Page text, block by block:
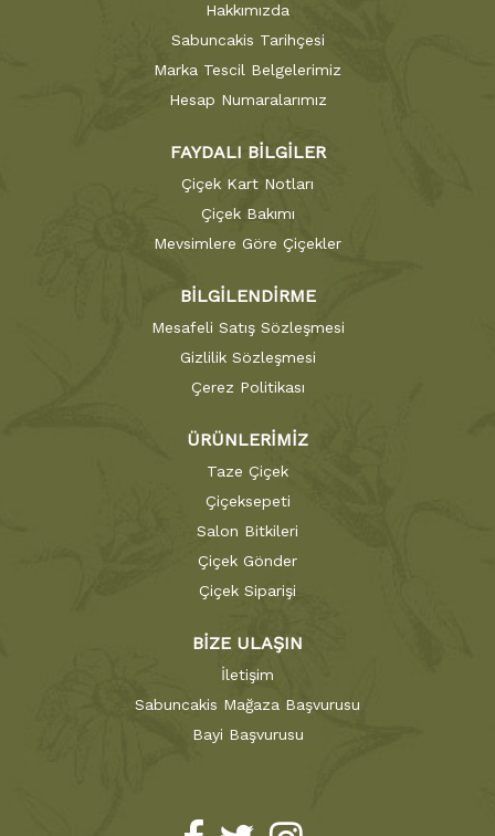
Hakkımızda
Sabuncakis Tarihçesi
Marka Tescil Belgelerimiz
Hesap Numaralarımız
FAYDALI BİLGİLER
Çiçek Kart Notları
Çiçek Bakımı
Mevsimlere Göre Çiçekler
BİLGİLENDİRME
Mesafeli Satış Sözleşmesi
Gizlilik Sözleşmesi
Çerez Politikası
ÜRÜNLERİMİZ
Taze Çiçek
Çiçeksepeti
Salon Bitkileri
Çiçek Gönder
Çiçek Siparişi
BİZE ULAŞIN
İletişim
Sabuncakis Mağaza Başvurusu
Bayi Başvurusu